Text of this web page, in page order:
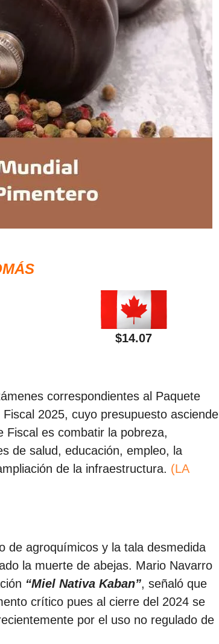
$14.07
correspondientes al Paquete
2025, cuyo presupuesto asciende
Fiscal es combatir la pobreza,
de salud, educación, empleo, la
de la infraestructura. (LA
de agroquímicos y la tala desmedida
la muerte de abejas. Mario Navarro
“Miel Nativa Kaban”, señaló que
crítico pues al cierre del 2024 se
por el uso no regulado de